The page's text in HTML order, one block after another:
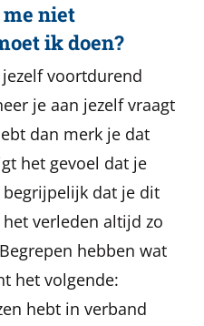
niet
ik doen?
voortdurend
je aan jezelf vraagt
dan merk je dat
het gevoel dat je
dat je dit
verleden altijd zo
hebben wat
het volgende:
hebt in verband